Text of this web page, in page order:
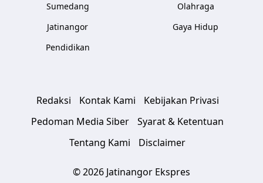
Sumedang
Jatinangor
Pendidikan
Olahraga
Gaya Hidup
Redaksi Kontak Kami
Kebijakan Privasi
Pedoman Media Siber
Syarat & Ketentuan
Tentang Kami
Disclaimer
© 2026 Jatinangor Ekspres